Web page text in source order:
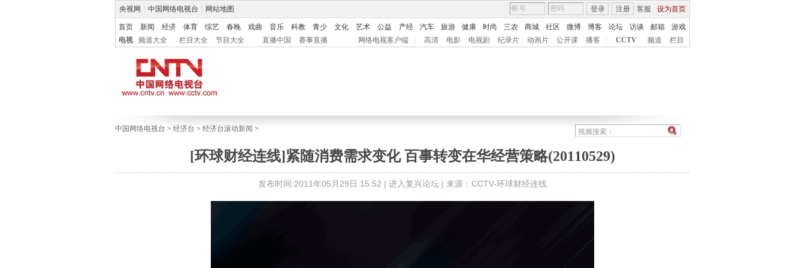
央视网 中国网络电视台 网站地图 客服 设为首页
登录 注册
首页 新闻 经济 体育 综艺 春晚 戏曲 音乐 科教 青少 文化 艺术 公益 产经 汽车 旅游 健康 时尚 三农 商城 社区 微博 博客 论坛 访谈 邮箱
游戏
电视
频道大全 栏目大全 节目大全 直播中国 赛事直播 网络电视客户端 高清 电影 电视剧 纪录片 动画片 公开课 播客 CCTV 频道 栏目
中国网络电视台 > 经济台 > 经济台滚动新闻 >
[环球财经连线]紧随消费需求变化 百事转变在华经营策略(20110529)
发布时间:2011年05月29日 15:52 | 进入复兴论坛 | 来源：CCTV-环球财经连线